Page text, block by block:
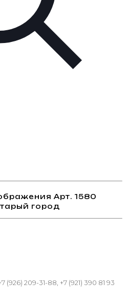
Арт. 1580
город
(926) 209-31-88, +7 (921) 390 81 93